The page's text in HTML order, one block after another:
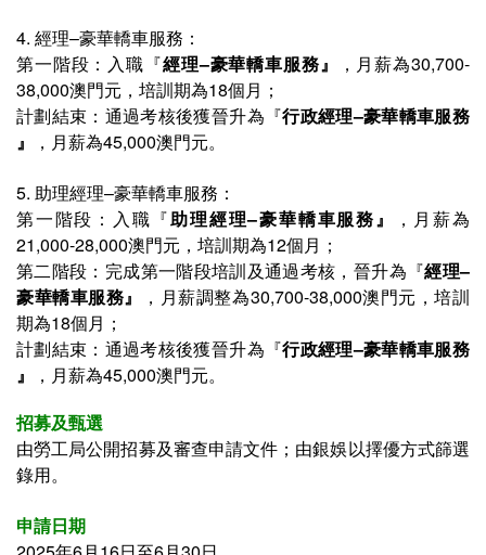
4. 經理–豪華轎車服務：
第一階段：入職『經理–豪華轎車服務』
，月薪為30,700-
38,000澳門元，培訓期為18個月；
計劃結束：通過考核後獲晉升為『行政經理–豪華轎車服務
』
，月薪為45,000澳門元。
5. 助理經理–豪華轎車服務：
第一階段：入職『助理經理–豪華轎車服務』
，月薪為
21,000-28,000澳門元，培訓期為12個月；
第二階段：完成第一階段培訓及通過考核，晉升為『經理–
豪華轎車服務』
，月薪調整為30,700-38,000澳門元，培訓
期為18個月；
計劃結束：通過考核後獲晉升為『行政經理–豪華轎車服務
』
，月薪為45,000澳門元。
招募及甄選
由勞工局公開招募及審查申請文件； 由銀娛以擇優方式篩選
錄用。
申請日期